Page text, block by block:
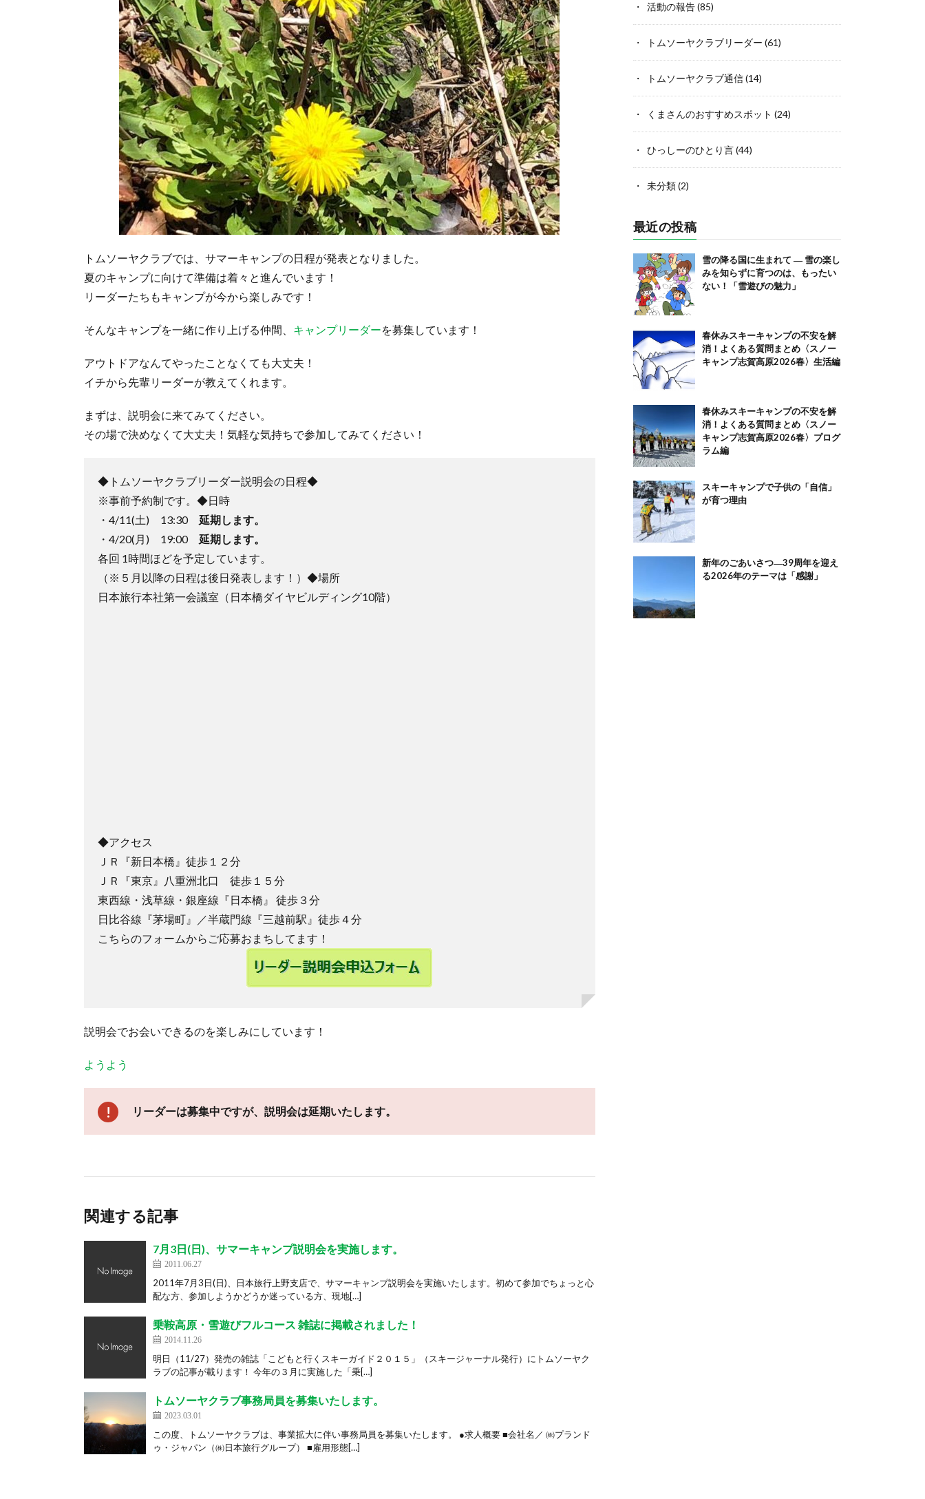
トムソーヤクラブでは、サマーキャンプの日程が発表となりました。
夏のキャンプに向けて準備は着々と進んでいます！
リーダーたちもキャンプが今から楽しみです！
そんなキャンプを一緒に作り上げる仲間、 キャンプリーダーを募集しています！
アウトドアなんてやったことなくても大丈夫！
イチから先輩リーダーが教えてくれます。
まずは、説明会に来てみてください。
その場で決めなくて大丈夫！気軽な気持ちで参加してみてください！
◆トムソーヤクラブリーダー説明会の日程◆
※事前予約制です。◆日時
・4/11(土) 13:30 延期します。
・4/20(月) 19:00 延期します。
各回 1時間ほどを予定しています。
（※５月以降の日程は後日発表します！）◆場所
日本旅行本社第一会議室（日本橋ダイヤビルディング10階）
◆アクセス
ＪＲ『新日本橋』徒歩１２分
ＪＲ『東京』八重洲北口 徒歩１５分
東西線・浅草線・銀座線『日本橋』 徒歩３分
日比谷線『茅場町』／半蔵門線『三越前駅』徒歩４分
こちらのフォームからご応募おまちしてます！
説明会でお会いできるのを楽しみにしています！
ようよう
リーダーは募集中ですが、説明会は延期いたします。
関連する記事
7月3日(日)、サマーキャンプ説明会を実施します。
2011.06.27
2011年7月3日(日)、日本旅行上野支店で、サマーキャンプ説明会を実施いたします。初めて参加でちょっと心
配な方、参加しようかどうか迷っている方、現地[…]
乗鞍高原・雪遊びフルコース 雑誌に掲載されました！
2014.11.26
明日（11/27）発売の雑誌「こどもと行くスキーガイド２０１５」（スキージャーナル発行）にトムソーヤク
ラブの記事が載ります！ 今年の３月に実施した「乗[…]
トムソーヤクラブ事務局員を募集いたします。
2023.03.01
この度、トムソーヤクラブは、事業拡大に伴い事務局員を募集いたします。 ●求人概要 ■会社名／ ㈱プランド
ゥ・ジャパン（㈱日本旅行グループ） ■雇用形態[…]
活動の報告(85)
トムソーヤクラブリーダー (61)
トムソーヤクラブ通信(14)
くまさんのおすすめスポット (24)
ひっしーのひとり言(44)
未分類(2)
最近の投稿
雪の降る国に生まれて ― 雪の楽し
みを知らずに育つのは、もったい
ない！「雪遊びの魅力」
春休みスキーキャンプの不安を解
消！よくある質問まとめ〈スノー
キャンプ志賀高原2026春〉生活編
春休みスキーキャンプの不安を解
消！よくある質問まとめ〈スノー
キャンプ志賀高原2026春〉プログ
ラム編
スキーキャンプで子供の「自信」
が育つ理由
新年のごあいさつ―39周年を迎え
る2026年のテーマは「感謝」